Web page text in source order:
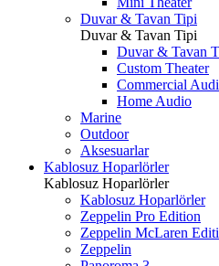
Duvar & Tavan Tipi
Duvar & Tavan Tipi
Duvar & Tavan
Custom Theater
Commercial
Home Audio
Marine
Outdoor
Aksesuarlar
Kablosuz Hoparlörler
Kablosuz Hoparlörler
Kablosuz Hoparlörler
Zeppelin Pro Edition
Zeppelin McLaren
Zeppelin